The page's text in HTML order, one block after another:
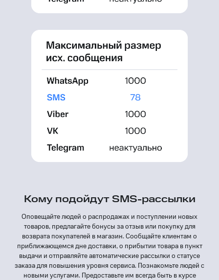
Кому подойдут SMS-рассылки
Оповещайте людей о распродажах и поступлении новых
товаров, предлагайте бонусы за отзыв или покупку для
возврата покупателей в магазин. Сообщайте клиентам о
приближающемся дне доставки, о прибытии товара в пункт
выдачи и отправляйте автоматические рассылки о статусе
заказа для повышения уровня сервиса. Познакомьте людей с
новыми услугами. Предоставьте им всегда быть в курсе